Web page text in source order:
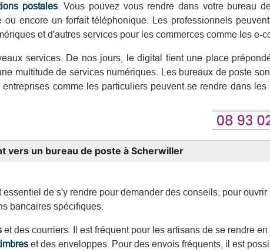
postales. Vous pouvez vous rendre dans votre bureau
encore un forfait téléphonique. Les professionnels
et d'autres services pour les commerces comme les e-
services. De nos jours, le digital tient une place
multitude de services numériques. Les bureaux de poste
comme les particuliers peuvent se rendre dans les
vers un bureau de poste à Scherwiller
de s'y rendre pour demander des conseils, pour ouvrir
bancaires spécifiques.
et des courriers. Il est fréquent pour les artisans de se rendre
et des enveloppes. Pour des envois fréquents, il est